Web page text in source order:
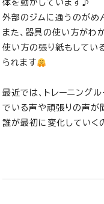
体を動かしています♪
外部のジムに通うのがめ
また、器具の使い方がわ
使い方の張り紙もしてい
られます
最近では、トレーニング
でいる声や頑張りの声が
誰が最初に変化していく